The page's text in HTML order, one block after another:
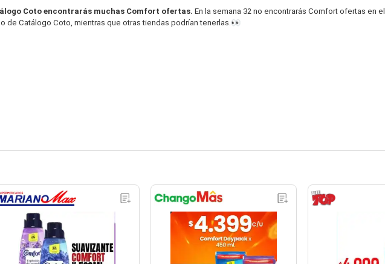
Coto encontrarás muchas Comfort ofertas. En la semana 32 no encontrarás Comfort ofertas en el
de Catálogo Coto, mientras que otras tiendas podrían tenerlas.👀